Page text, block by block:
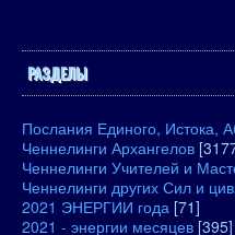
РАЗДЕЛЫ
Послания Единого, Истока,
Ченнелинги Архангелов
Ченнелинги Учителей и
Ченнелинги других Сил и
2021 ЭНЕРГИИ года [71]
2021 - энергии месяцев [395]